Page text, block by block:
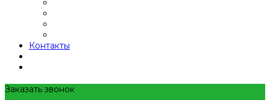
Контакты
Заказать звонок